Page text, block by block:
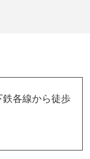
各線から徒歩